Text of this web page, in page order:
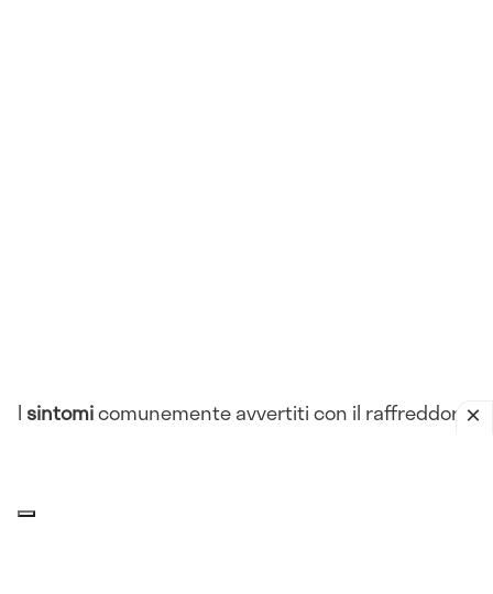
I sintomicomunemente avvertiti con il raffreddore